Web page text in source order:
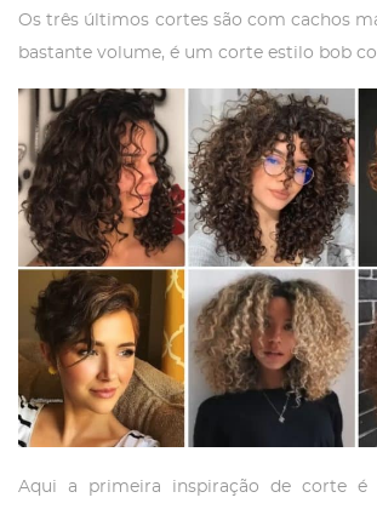
Os três últimos cortes são com cachos
bastante volume, é um corte estilo bob
Aqui a primeira inspiração de corte